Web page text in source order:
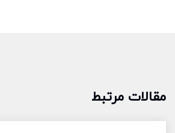
مقالات مرتبط